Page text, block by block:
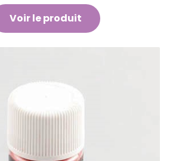
Voir le produit